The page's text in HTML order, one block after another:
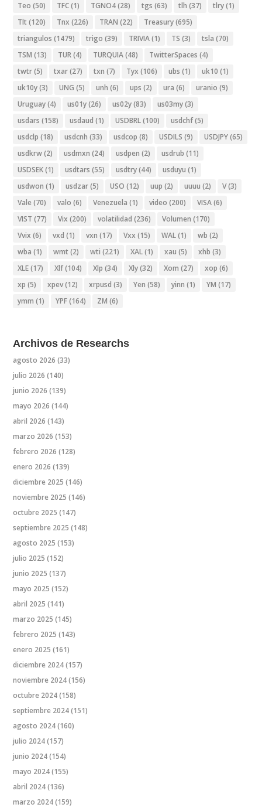
Teo (50) TFC(1) TGNO4(28) tgs (63) tlh (37) tlry(1)
Tlt (120) Tnx (226) TRAN (22) Treasury(695)
triangulos (1479) trigo (39) TRIVIA(1) TS (3) tsla (70)
TSM (13) TUR(4) TURQUIA(48) TwitterSpaces (4)
twtr(5) txar(27) txn (7) Tyx (106) ubs (1) uk10 (1)
uk10y(3) UNG (5) unh (6) ups (2) ura (6) uranio (9)
Uruguay(4) us01y(26) us02y(83) us03my(3)
usdars (158) usdaud (1) USDBRL(100) usdchf(5)
usdclp (18) usdcnh (33) usdcop (8) USDILS (9) USDJPY(65)
usdkrw(2) usdmxn (24) usdpen (2) usdrub (11)
USDSEK(1) usdtars (55) usdtry(44) usduyu (1)
usdwon (1) usdzar(5) USO (12) uup (2) uuuu (2) V(3)
Vale (70) valo (6) Venezuela (1) video (200) VISA(6)
VIST (77) Vix (200) volatilidad (236) Volumen (170)
Vvix (6) vxd (1) vxn (17) Vxx (15) WAL(1) wb (2)
wba (1) wmt (2) wti (221) XAL(1) xau (5) xhb (3)
XLE(17) Xlf(104) Xlp (34) Xly(32) Xom (27) xop (6)
xp (5) xpev(12) xrpusd (3) Yen (58) yinn (1) YM (17)
ymm (1) YPF(164) ZM (6)
Archivos de Researchs
agosto 2026 (33)
julio 2026 (140)
junio 2026 (139)
mayo 2026 (144)
abril 2026 (143)
marzo 2026 (153)
febrero 2026 (128)
enero 2026 (139)
diciembre 2025 (146)
noviembre 2025 (146)
octubre 2025 (147)
septiembre 2025 (148)
agosto 2025 (153)
julio 2025 (152)
junio 2025 (137)
mayo 2025 (152)
abril 2025 (141)
marzo 2025 (145)
febrero 2025 (143)
enero 2025 (161)
diciembre 2024(157)
noviembre 2024(156)
octubre 2024(158)
septiembre 2024(151)
agosto 2024(160)
julio 2024(157)
junio 2024(154)
mayo 2024(155)
abril 2024(136)
marzo 2024(159)